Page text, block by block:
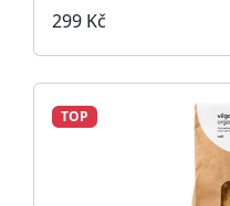
299 Kč
TOP